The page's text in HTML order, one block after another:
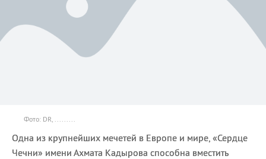
Фото: DR, .........
Одна из крупнейших мечетей в Европе и мире, «Сердце
Чечни» имени Ахмата Кадырова способна вместить